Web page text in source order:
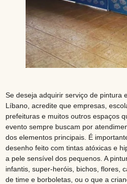
Se deseja adquirir serviço de pintura
Líbano, acredite que empresas,
prefeituras e muitos outros espaços
evento sempre buscam por
dos elementos principais. É
desenho feito com tintas atóxicas e
a pele sensível dos pequenos. A
infantis, super-heróis, bichos, flores,
de time e borboletas, ou o que a